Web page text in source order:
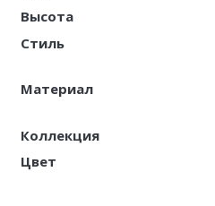
Высота
Стиль
Материал
Коллекция
Цвет